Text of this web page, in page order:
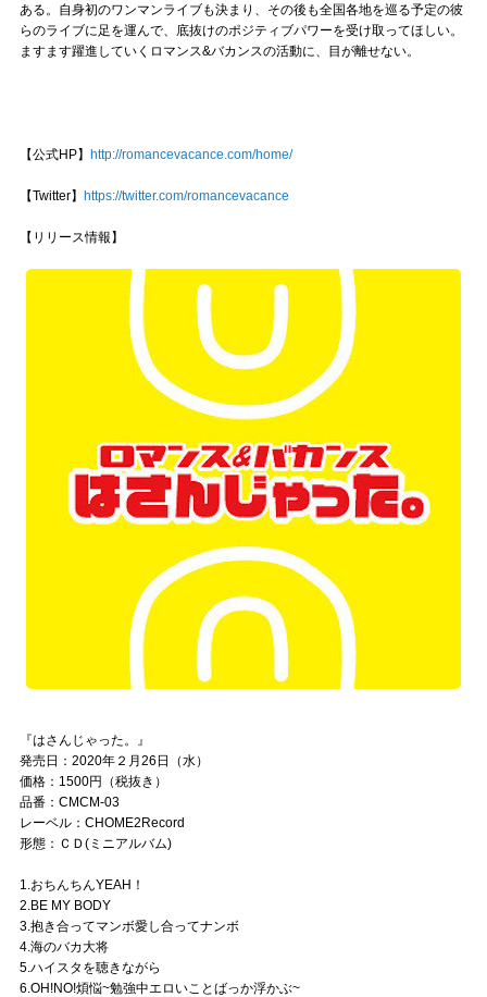
ある。自身初のワンマンライブも決まり、その後も全国各地を巡る予定の彼
らのライブに足を運んで、底抜けのポジティブパワーを受け取ってほしい。
ますます躍進していくロマンス&バカンスの活動に、目が離せない。
【公式HP】 http://romancevacance.com/home/
【Twitter】 https://twitter.com/romancevacance
【リリース情報】
『はさんじゃった。』
発売日：2020年２月26日（水）
価格：1500円（税抜き）
品番：CMCM-03
レーベル：CHOME2Record
形態：ＣＤ(ミニアルバム)
1.おちんちんYEAH！
2.BE MY BODY
3.抱き合ってマンボ愛し合ってナンボ
4.海のバカ大将
5.ハイスタを聴きながら
6.OH!NO!煩悩~勉強中エロいことばっか浮かぶ~